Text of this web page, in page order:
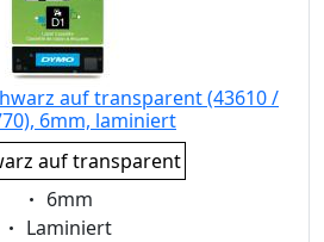
auf transparent (43610 /
6mm, laminiert
auf transparent
Eigenschaft:
6mm
Eigenschaft:
Laminiert